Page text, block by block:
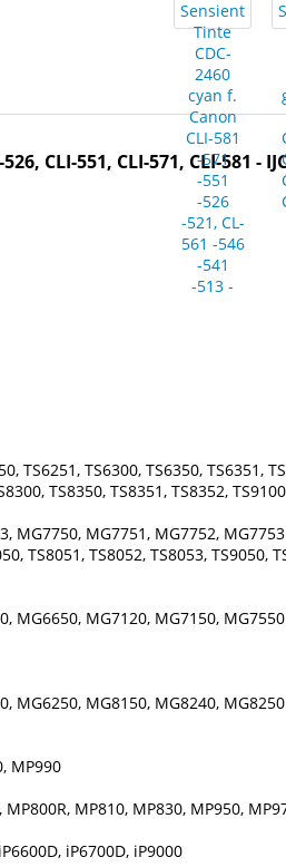
CLI-551, CLI-571, CLI-581 -
TS6251, TS6300, TS6350, TS6351,
TS8350, TS8351, TS8352,
MG7750, MG7751, MG7752, MG7753
TS8051, TS8052, TS8053, TS9050,
MG6650, MG7120, MG7150, MG7550
MG6250, MG8150, MG8240, MG8250
MP990
MP810, MP830, MP950,
iP6700D, iP9000